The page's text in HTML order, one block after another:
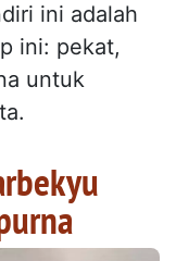
ini adalah
ini: pekat,
untuk